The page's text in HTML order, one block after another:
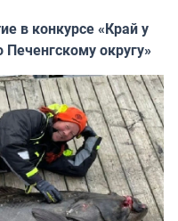
в конкурсе «Край у
округу»